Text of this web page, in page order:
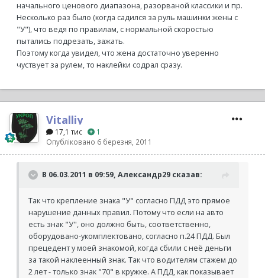
начального ценового диапазона, разорваной классики и пр.
Несколько раз было (когда садился за руль машинки жены с
"У"), что ведя по правилам, с нормальной скоростью
пытались подрезать, зажать.
Поэтому когда увидел, что жена достаточно уверенно
чуствует за рулем, то наклейки содрал сразу.
Vitalliy
17,1 тис
1
Опубліковано 6 березня, 2011
В 06.03.2011 в 09:59, Александр29 сказав:
Так что крепление знака "У" согласно ПДД это прямое
нарушение данных правил. Потому что если на авто
есть знак "У", оно должно быть, соответственно,
оборудовано-укомплектовано, согласно п.24 ПДД. Был
прецедент у моей знакомой, когда сбили с неё деньги
за такой наклеенный знак. Так что водителям стажем до
2 лет - только знак "70" в кружке. А ПДД, как показывает